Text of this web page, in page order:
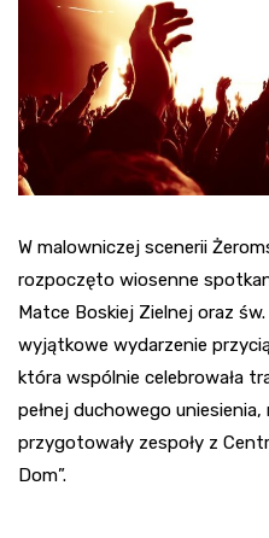
W malowniczej scenerii
rozpoczęto wiosenne
Matce Boskiej Zielnej oraz
wyjątkowe wydarzenie
która wspólnie celebrowała
pełnej duchowego
przygotowały zespoły z
Dom”.